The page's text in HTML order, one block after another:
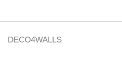
DECO4WALLS